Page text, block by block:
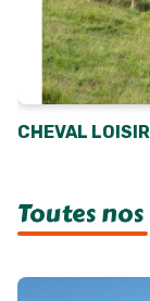
CHEVAL
Toutes